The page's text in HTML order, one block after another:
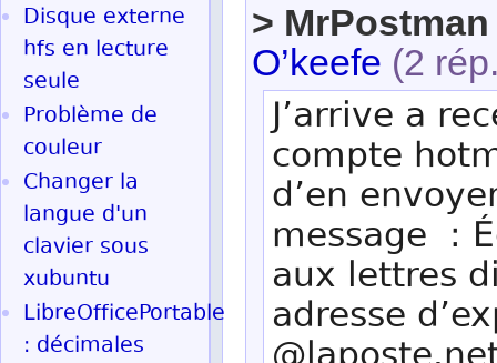
> MrPostman
O’keefe (2
J’arrive a
compte
d’en
message :
aux lettres
adresse
Disque externe
hfs en lecture
seule
Problème de
couleur
Changer la
langue d'un
clavier sous
xubuntu
LibreOfficePortable
: décimales